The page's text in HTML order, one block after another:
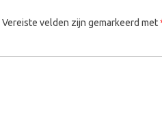
Vereiste velden zijn gemarkeerd met